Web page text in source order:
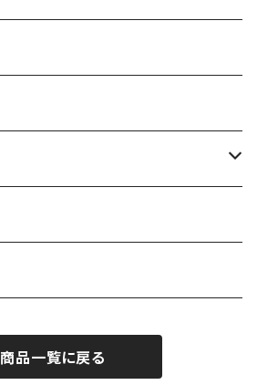
商品一覧に戻る